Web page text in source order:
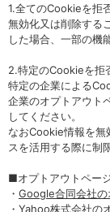
1.全てのCookieを拒
無効化又は削除する
した場合、一部の機
2.特定のCookieを拒
特定の企業による
企業のオプトアウト
してください。
なおCookie情報を無
スを活用する際に制
■オプトアウトペー
・ Google合同会社の
・ Yahoo株式会社の